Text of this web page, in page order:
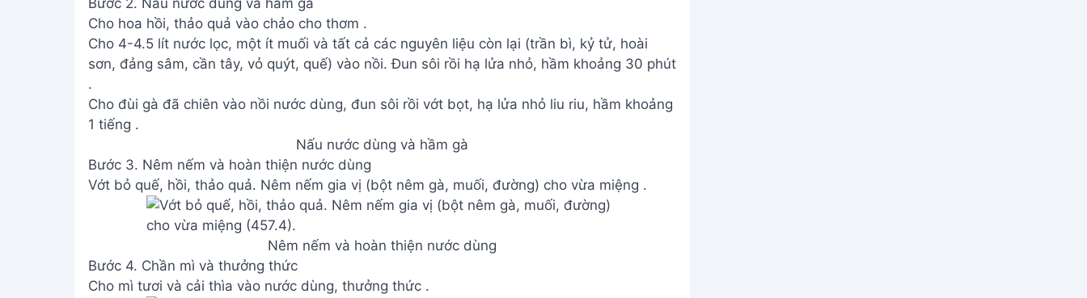
Bước 2. Nấu nước dùng và hầm gà
Cho hoa hồi, thảo quả vào chảo cho thơm .
Cho 4-4.5 lít nước lọc, một ít muối và tất cả các nguyên liệu còn lại (trần bì, kỷ tử, hoài
sơn, đảng sâm, cần tây, vỏ quýt, quế) vào nồi. Đun sôi rồi hạ lửa nhỏ, hầm khoảng 30 phút
.
Cho đùi gà đã chiên vào nồi nước dùng, đun sôi rồi vớt bọt, hạ lửa nhỏ liu riu, hầm khoảng
1 tiếng .
Nấu nước dùng và hầm gà
Bước 3. Nêm nếm và hoàn thiện nước dùng
Vớt bỏ quế, hồi, thảo quả. Nêm nếm gia vị (bột nêm gà, muối, đường) cho vừa miệng .
Nêm nếm và hoàn thiện nước dùng
Bước 4. Chần mì và thưởng thức
Cho mì tươi và cải thìa vào nước dùng, thưởng thức .